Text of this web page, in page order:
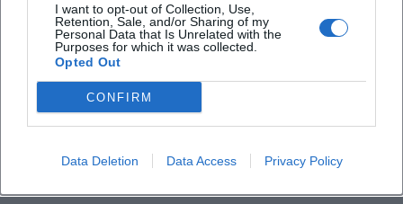
I want to opt-out of Collection, Use,
Retention, Sale, and/or Sharing of my
Personal Data that Is Unrelated with the
Purposes for which it was collected.
Opted Out
CONFIRM
Data Deletion Data Access Privacy Policy
1,00 Euro pro Kind beginnen. Dadurch wird das
Museum für ganz unterschiedliche Zielgruppen
attraktiv, von Einzelgästen bis zu organisierten
Schulbesuchen. Die Kombination aus zentraler
Lage, verlässlichen Zeiten und nachvollziehbaren
Suche nach Öffnungszeiten, Eintrittspreisen und